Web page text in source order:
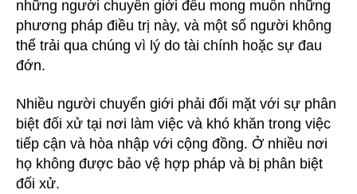
những người chuyển giới đều mong muốn những
phương pháp điều trị này, và một số người không
thể trải qua chúng vì lý do tài chính hoặc sự đau
đớn.
Nhiều người chuyển giới phải đối mặt với sự phân
biệt đối xử tại nơi làm việc và khó khăn trong việc
tiếp cận và hòa nhập với cộng đồng. Ở nhiều nơi
họ không được bảo vệ hợp pháp và bị phân biệt
đối xử.